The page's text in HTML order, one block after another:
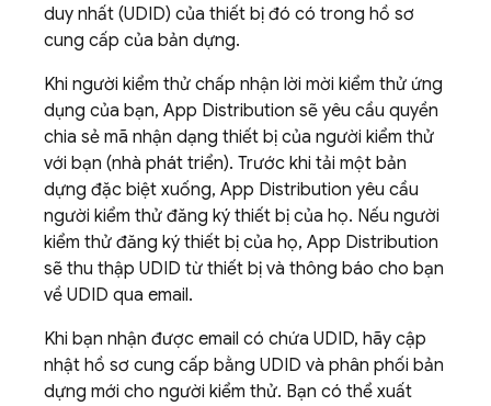
duy nhất (UDID) của thiết bị đó có trong hồ sơ
cung cấp của bản dựng.
Khi người kiểm thử chấp nhận lời mời kiểm thử ứng
dụng của bạn, App Distribution sẽ yêu cầu quyền
chia sẻ mã nhận dạng thiết bị của người kiểm thử
với bạn (nhà phát triển). Trước khi tải một bản
dựng đặc biệt xuống, App Distribution yêu cầu
người kiểm thử đăng ký thiết bị của họ. Nếu người
kiểm thử đăng ký thiết bị của họ, App Distribution
sẽ thu thập UDID từ thiết bị và thông báo cho bạn
về UDID qua email.
Khi bạn nhận được email có chứa UDID, hãy cập
nhật hồ sơ cung cấp bằng UDID và phân phối bản
dựng mới cho người kiểm thử. Bạn có thể xuất